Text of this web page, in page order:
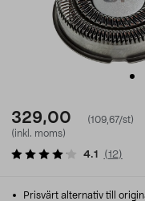
329,00
(109,67/st)
(inkl. moms)
4.1 (12)
Prisvärt alternativ till